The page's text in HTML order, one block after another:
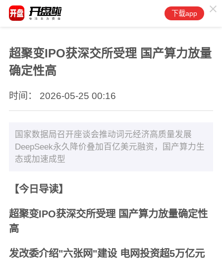
下载app
超聚变IPO获深交所受理 国产算力放量
确定性高
时间： 2026-05-25 00:16
国家数据局召开座谈会推动词元经济高质量发展
DeepSeek永久降价叠加百亿美元融资，国产算力生
态或加速成型
【今日导读】
超聚变IPO获深交所受理 国产算力放量确定性
高
发改委介绍"六张网"建设 电网投资超5万亿元